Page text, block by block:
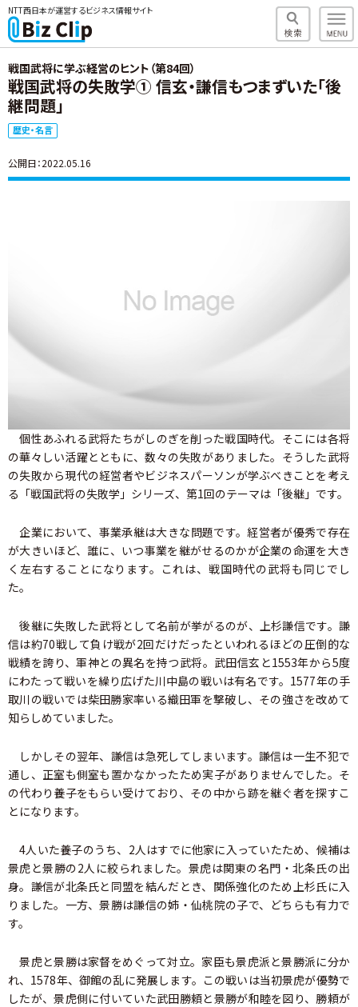
NTT西日本が運営するビジネス情報サイト
戦国武将に学ぶ経営のヒント（第84回）
戦国武将の失敗学① 信玄・謙信もつまずいた「後
継問題」
歴史・名言
公開日：2022.05.16
個性あふれる武将たちがしのぎを削った戦国時代。そこには各将
の華々しい活躍とともに、数々の失敗がありました。そうした武将
の失敗から現代の経営者やビジネスパーソンが学ぶべきことを考え
る「戦国武将の失敗学」シリーズ、第1回のテーマは「後継」です。
企業において、事業承継は大きな問題です。経営者が優秀で存在
が大きいほど、誰に、いつ事業を継がせるのかが企業の命運を大き
く左右することになります。これは、戦国時代の武将も同じでし
た。
後継に失敗した武将として名前が挙がるのが、上杉謙信です。謙
信は約70戦して負け戦が2回だけだったといわれるほどの圧倒的な
戦績を誇り、軍神との異名を持つ武将。武田信玄と1553年から5度
にわたって戦いを繰り広げた川中島の戦いは有名です。1577年の手
取川の戦いでは柴田勝家率いる織田軍を撃破し、その強さを改めて
知らしめていました。
しかしその翌年、謙信は急死してしまいます。謙信は一生不犯で
通し、正室も側室も置かなかったため実子がありませんでした。そ
の代わり養子をもらい受けており、その中から跡を継ぐ者を探すこ
とになります。
4人いた養子のうち、2人はすでに他家に入っていたため、候補は
景虎と景勝の2人に絞られました。景虎は関東の名門・北条氏の出
身。謙信が北条氏と同盟を結んだとき、関係強化のため上杉氏に入
りました。一方、景勝は謙信の姉・仙桃院の子で、どちらも有力で
す。
景虎と景勝は家督をめぐって対立。家臣も景虎派と景勝派に分か
れ、1578年、御館の乱に発展します。この戦いは当初景虎が優勢で
したが、景虎側に付いていた武田勝頼と景勝が和睦を図り、勝頼が